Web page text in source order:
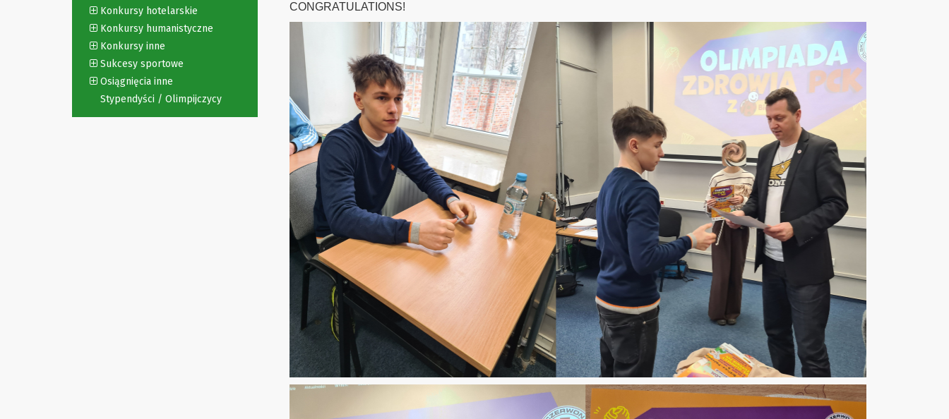
Konkursy hotelarskie
Konkursy humanistyczne
Konkursy inne
Sukcesy sportowe
Osiągnięcia inne
Stypendyści / Olimpijczycy
CONGRATULATIONS!